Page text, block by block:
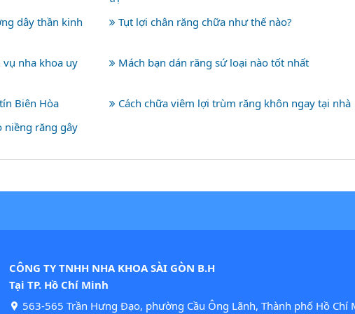
dây thần kinh
Tụt lợi chân răng chữa như thế nào?
nha khoa uy
Mách bạn dán răng sứ loại nào tốt nhất
Biên Hòa
Cách chữa viêm lợi trùm răng khôn ngay tại nhà
niềng răng gây
CÔNG TY TNHH NHA KHOA SÀI GÒN B.H
Tại TP. Hồ Chí Minh
563-565 Trần Hưng Đạo, phường Cầu Ông Lãnh, Thành phố Hồ Chí